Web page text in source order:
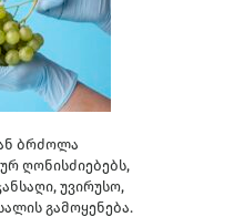
ბრძოლა
ღონისძიებებს,
უვირუსო,
გამოყენება.